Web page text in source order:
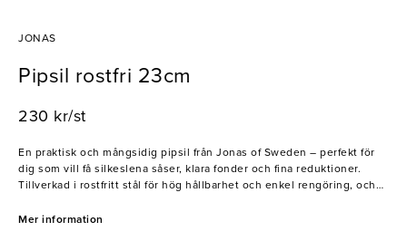
JONAS
Pipsil rostfri 23cm
230 kr/st
En praktisk och mångsidig pipsil från Jonas of Sweden – perfekt för
dig som vill få silkeslena såser, klara fonder och fina reduktioner.
Tillverkad i rostfritt stål för hög hållbarhet och enkel rengöring, och
både restaurang och hemmakock som vill arbeta med resultat i
Mer information